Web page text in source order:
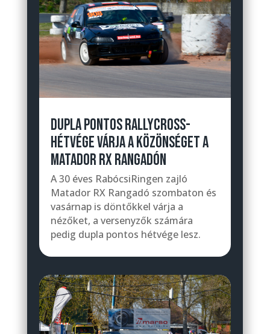
DUPLA PONTOS RALLYCROSS-
HÉTVÉGE VÁRJA A KÖZÖNSÉGET A
MATADOR RX RANGADÓN
A 30 éves RabócsiRingen zajló
Matador RX Rangadó szombaton és
vasárnap is döntőkkel várja a
nézőket, a versenyzők számára
pedig dupla pontos hétvége lesz.